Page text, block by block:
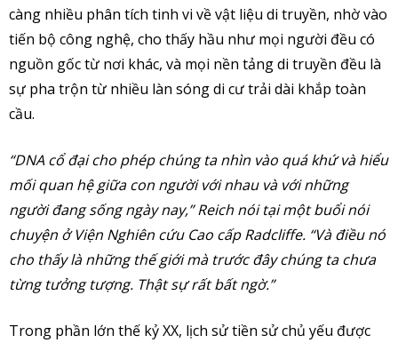
càng nhiều phân tích tinh vi về vật liệu di truyền, nhờ vào
tiến bộ công nghệ, cho thấy hầu như mọi người đều có
nguồn gốc từ nơi khác, và mọi nền tảng di truyền đều là
sự pha trộn từ nhiều làn sóng di cư trải dài khắp toàn
cầu.
“DNA cổ đại cho phép chúng ta nhìn vào quá khứ và hiểu
mối quan hệ giữa con người với nhau và với những
người đang sống ngày nay,” Reich nói tại một buổi nói
chuyện ở Viện Nghiên cứu Cao cấp Radcliffe. “Và điều nó
cho thấy là những thế giới mà trước đây chúng ta chưa
từng tưởng tượng. Thật sự rất bất ngờ.”
Trong phần lớn thế kỷ XX, lịch sử tiền sử chủ yếu được